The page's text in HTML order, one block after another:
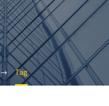
Tag